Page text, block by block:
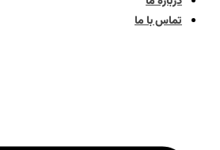
تماس با ما